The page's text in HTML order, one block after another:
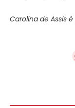
Carolina de Assis